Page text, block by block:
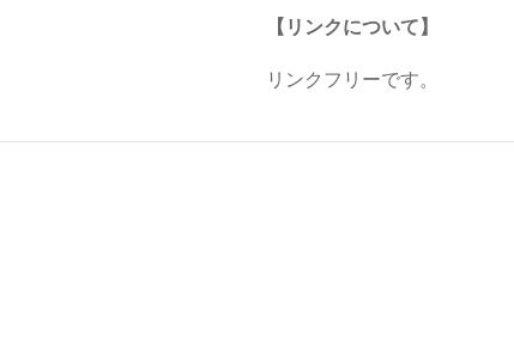
【リンクについて】
リンクフリーです。